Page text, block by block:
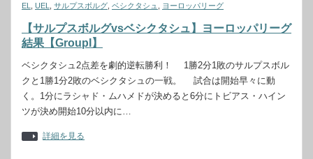
EL
UEL サルプスボルグ ベシクタシュ ヨーロッパリーグ
【サルプスボルグvsベシクタシュ】ヨーロッパリーグ
結果【GroupI】
ベシクタシュ2点差を劇的逆転勝利！ 1勝2分1敗のサルプスボル
クと1勝1分2敗のベシクタシュの一戦。 試合は開始早々に動
く。1分にラシャド・ムハメドが決めると6分にトビアス・ハイン
ツが決め開始10分以内に…
詳細を見る